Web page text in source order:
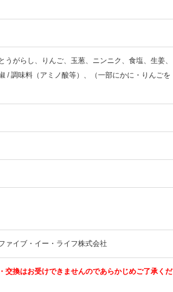
うがらし、りんご、玉葱、ニンニク、食塩、生姜、
/ 調味料（アミノ酸等）、（一部にかに・りんごを
ァイブ・イー・ライフ株式会社
交換はお受けできませんのであらかじめご了承くだ